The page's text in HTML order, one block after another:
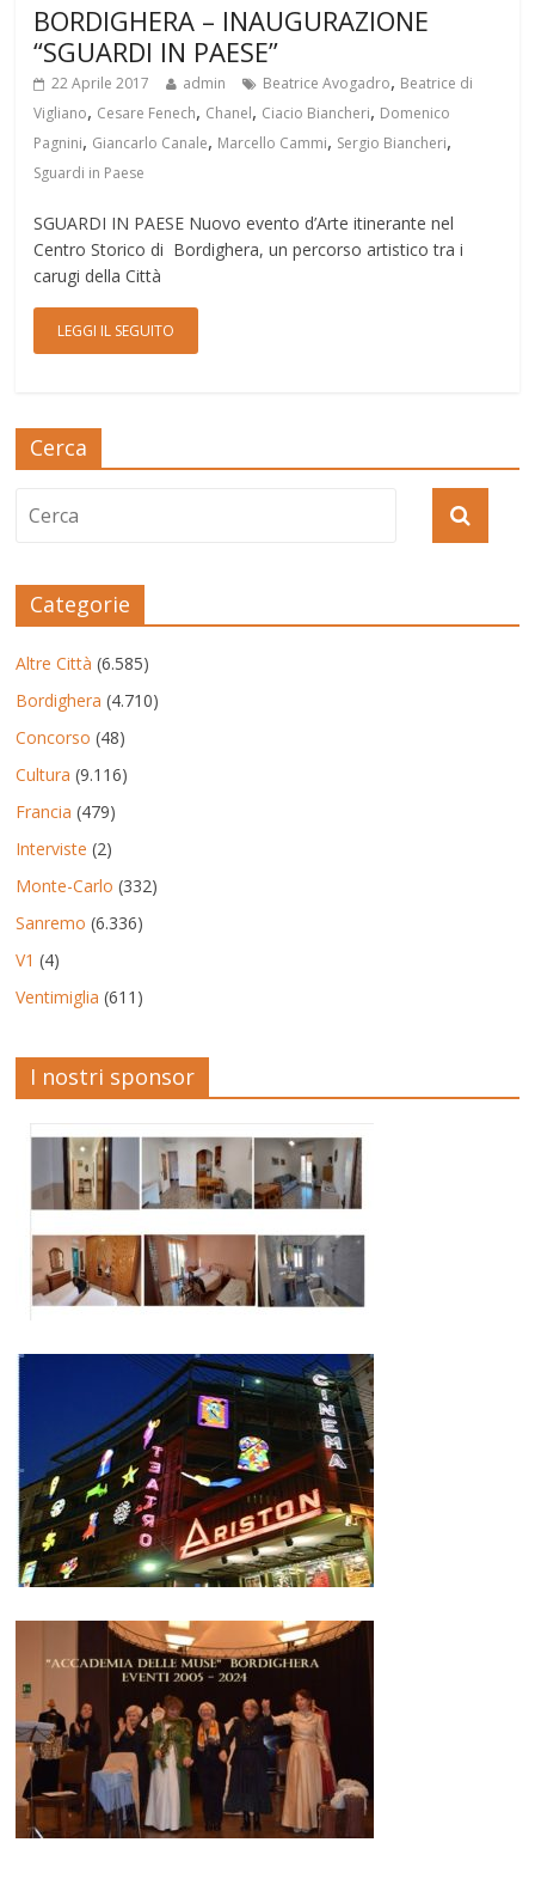
BORDIGHERA – INAUGURAZIONE
“SGUARDI IN PAESE”
22 Aprile 2017 admin Beatrice Avogadro, Beatrice di
Vigliano, Cesare Fenech, Chanel, Ciacio Biancheri, Domenico
Pagnini, Giancarlo Canale, Marcello Cammi, Sergio Biancheri,
Sguardi in Paese
SGUARDI IN PAESE Nuovo evento d’Arte itinerante nel
Centro Storico di Bordighera, un percorso artistico tra i
carugi della Città
LEGGI IL SEGUITO
Cerca
Categorie
Altre Città (6.585)
Bordighera (4.710)
Concorso (48)
Cultura (9.116)
Francia (479)
Interviste (2)
Monte-Carlo (332)
Sanremo (6.336)
V1 (4)
Ventimiglia (611)
I nostri sponsor